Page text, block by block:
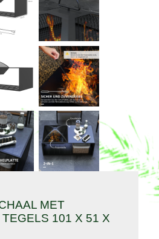
MET
101 X 51 X